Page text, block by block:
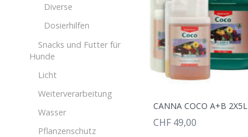
Diverse
Dosierhilfen
Snacks und Futter für
Hunde
Licht
Weiterverarbeitung
Wasser
Pflanzenschutz
CANNA COCO A+B 2X5L
CHF 49,00